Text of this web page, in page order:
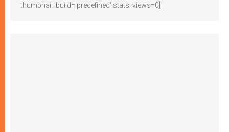
thumbnail_build='predefined' stats_views=0]